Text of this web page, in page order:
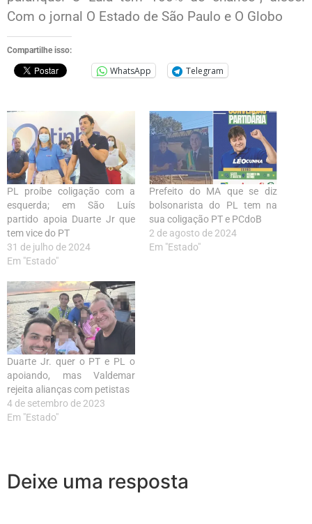
Com o jornal O Estado de São Paulo e O Globo
Compartilhe isso:
WhatsApp Telegram
PL proíbe coligação com a
esquerda; em São Luís
partido apoia Duarte Jr que
tem vice do PT
31 de julho de 2024
Em "Estado"
Prefeito do MA que se diz
bolsonarista do PL tem na
sua coligação PT e PCdoB
2 de agosto de 2024
Em "Estado"
Duarte Jr. quer o PT e PL o
apoiando, mas Valdemar
rejeita alianças com petistas
4 de setembro de 2023
Em "Estado"
Deixe uma resposta